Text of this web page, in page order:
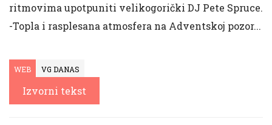
ritmovima upotpuniti velikogorički DJ Pete Spruce.
-Topla i rasplesana atmosfera na Adventskoj pozor...
WEB VG DANAS
Izvorni tekst